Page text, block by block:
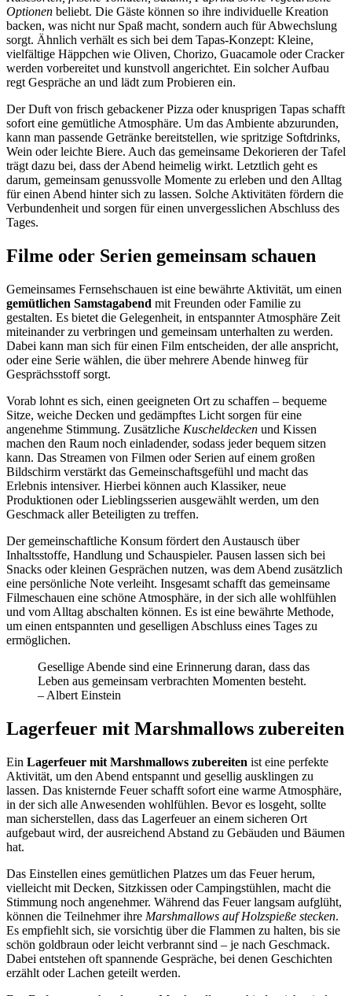
Optionen beliebt. Die Gäste können so ihre individuelle Kreation
backen, was nicht nur Spaß macht, sondern auch für Abwechslung
sorgt. Ähnlich verhält es sich bei dem Tapas-Konzept: Kleine,
vielfältige Häppchen wie Oliven, Chorizo, Guacamole oder Cracker
werden vorbereitet und kunstvoll angerichtet. Ein solcher Aufbau
regt Gespräche an und lädt zum Probieren ein.
Der Duft von frisch gebackener Pizza oder knusprigen Tapas schafft
sofort eine gemütliche Atmosphäre. Um das Ambiente abzurunden,
kann man passende Getränke bereitstellen, wie spritzige Softdrinks,
Wein oder leichte Biere. Auch das gemeinsame Dekorieren der Tafel
trägt dazu bei, dass der Abend heimelig wirkt. Letztlich geht es
darum, gemeinsam genussvolle Momente zu erleben und den Alltag
für einen Abend hinter sich zu lassen. Solche Aktivitäten fördern die
Verbundenheit und sorgen für einen unvergesslichen Abschluss des
Tages.
Filme oder Serien gemeinsam schauen
Gemeinsames Fernsehschauen ist eine bewährte Aktivität, um einen
gemütlichen Samstagabend mit Freunden oder Familie zu
gestalten. Es bietet die Gelegenheit, in entspannter Atmosphäre Zeit
miteinander zu verbringen und gemeinsam unterhalten zu werden.
Dabei kann man sich für einen Film entscheiden, der alle anspricht,
oder eine Serie wählen, die über mehrere Abende hinweg für
Gesprächsstoff sorgt.
Vorab lohnt es sich, einen geeigneten Ort zu schaffen – bequeme
Sitze, weiche Decken und gedämpftes Licht sorgen für eine
angenehme Stimmung. Zusätzliche Kuscheldecken und Kissen
machen den Raum noch einladender, sodass jeder bequem sitzen
kann. Das Streamen von Filmen oder Serien auf einem großen
Bildschirm verstärkt das Gemeinschaftsgefühl und macht das
Erlebnis intensiver. Hierbei können auch Klassiker, neue
Produktionen oder Lieblingsserien ausgewählt werden, um den
Geschmack aller Beteiligten zu treffen.
Der gemeinschaftliche Konsum fördert den Austausch über
Inhaltsstoffe, Handlung und Schauspieler. Pausen lassen sich bei
Snacks oder kleinen Gesprächen nutzen, was dem Abend zusätzlich
eine persönliche Note verleiht. Insgesamt schafft das gemeinsame
Filmeschauen eine schöne Atmosphäre, in der sich alle wohlfühlen
und vom Alltag abschalten können. Es ist eine bewährte Methode,
um einen entspannten und geselligen Abschluss eines Tages zu
ermöglichen.
Gesellige Abende sind eine Erinnerung daran, dass das
Leben aus gemeinsam verbrachten Momenten besteht.
– Albert Einstein
Lagerfeuer mit Marshmallows zubereiten
Ein Lagerfeuer mit Marshmallows zubereiten ist eine perfekte
Aktivität, um den Abend entspannt und gesellig ausklingen zu
lassen. Das knisternde Feuer schafft sofort eine warme Atmosphäre,
in der sich alle Anwesenden wohlfühlen. Bevor es losgeht, sollte
man sicherstellen, dass das Lagerfeuer an einem sicheren Ort
aufgebaut wird, der ausreichend Abstand zu Gebäuden und Bäumen
hat.
Das Einstellen eines gemütlichen Platzes um das Feuer herum,
vielleicht mit Decken, Sitzkissen oder Campingstühlen, macht die
Stimmung noch angenehmer. Während das Feuer langsam aufglüht,
können die Teilnehmer ihre Marshmallows auf Holzspieße stecken.
Es empfiehlt sich, sie vorsichtig über die Flammen zu halten, bis sie
schön goldbraun oder leicht verbrannt sind – je nach Geschmack.
Dabei entstehen oft spannende Gespräche, bei denen Geschichten
erzählt oder Lachen geteilt werden.